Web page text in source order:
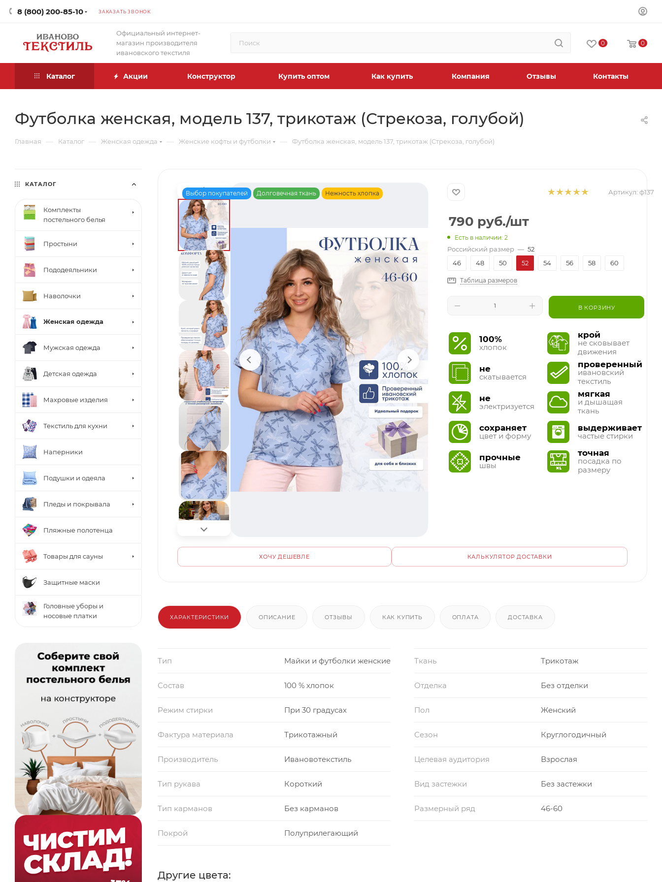
8 (800) 200-85-10 ЗАКАЗАТЬ ЗВОНОК
Официальный интернет-
магазин производителя
ивановского текстиля
0 0
Каталог Акции Конструктор Купить оптом Как купить Компания Отзывы Контакты
Футболка женская, модель 137, трикотаж (Стрекоза, голубой)
Главная — Каталог — Женская одежда — Женские кофты и футболки — Футболка женская, модель 137, трикотаж (Стрекоза, голубой)
Выбор покупателей Долговечная ткань Нежность хлопка Артикул: ф137
790 руб./шт
Есть в наличии: 2
Российский размер — 52
46
48 50 52 54 56 58 60
Таблица размеров
В КОРЗИНУ
100%
хлопок
не
скатывается
не
электризуется
сохраняет
цвет и форму
прочные
швы
крой
не сковывает
движения
проверенный
ивановский
текстиль
мягкая
и дышащая
ткань
выдерживает
частые стирки
точная
посадка по
размеру
ХОЧУ ДЕШЕВЛЕ КАЛЬКУЛЯТОР ДОСТАВКИ
ХАРАКТЕРИСТИКИ ОПИСАНИЕ ОТЗЫВЫ КАК КУПИТЬ ОПЛАТА ДОСТАВКА
Тип Майки и футболки женские Ткань Трикотаж
Состав 100 % хлопок Отделка Без отделки
Режим стирки При 30 градусах Пол Женский
Фактура материала Трикотажный Сезон Круглогодичный
Производитель Ивановотекстиль Целевая аудитория Взрослая
Тип рукава Короткий Вид застежки Без застежки
Тип карманов Без карманов Размерный ряд 46-60
Покрой Полуприлегающий
Другие цвета:
КАТАЛОГ
Комплекты
постельного белья
Простыни
Пододеяльники
Наволочки
Женская одежда
Мужская одежда
Детская одежда
Махровые изделия
Текстиль для кухни
Наперники
Подушки и одеяла
Пледы и покрывала
Пляжные полотенца
Товары для сауны
Защитные маски
Головные уборы и
носовые платки